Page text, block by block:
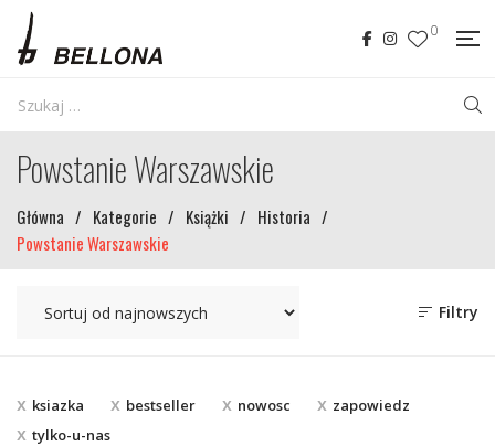
0
Powstanie Warszawskie
Główna / Kategorie / Książki / Historia /
Powstanie Warszawskie
Filtry
ksiazka bestseller nowosc
zapowiedz
tylko-u-nas